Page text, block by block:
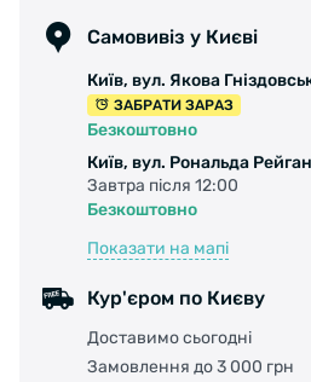
Самовивіз у Києві
Київ, вул. Якова
ЗАБРАТИ ЗАРАЗ
Безкоштовно
Київ, вул. Рональда
Завтра після 12:00
Безкоштовно
Показати на мапі
Кур'єром по Києву
Доставимо сьогодні
Замовлення до 3 000 грн